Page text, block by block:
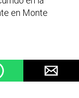
en Monte